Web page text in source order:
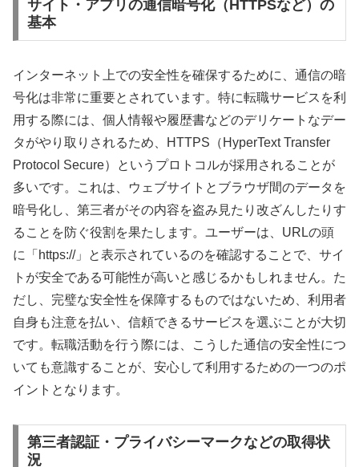
サイト・アプリの通信暗号化（HTTPSなど）の
基本
インターネット上での安全性を確保するために、通信の暗
号化は非常に重要とされています。特に転職サービスを利
用する際には、個人情報や履歴書などのデリケートなデー
タがやり取りされるため、HTTPS（HyperText Transfer
Protocol Secure）というプロトコルが採用されることが
多いです。これは、ウェブサイトとブラウザ間のデータを
暗号化し、第三者がその内容を盗み見たり改ざんしたりす
ることを防ぐ役割を果たします。ユーザーは、URLの頭
に「https://」と表示されているのを確認することで、サイ
トが安全である可能性が高いと感じるかもしれません。た
だし、完璧な安全性を保障するものではないため、利用者
自身も注意を払い、信頼できるサービスを選ぶことが大切
です。転職活動を行う際には、こうした通信の安全性につ
いても意識することが、安心して利用するための一つのポ
イントとなります。
第三者認証・プライバシーマークなどの取得状
況